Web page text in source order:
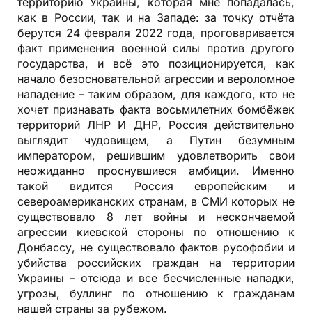
как в России, так и на Западе: за точку отчёта
берутся 24 февраля 2022 года, проговаривается
факт применения военной силы против другого
государства, и всё это позиционируется, как
начало безосновательной агрессии и вероломное
нападение – таким образом, для каждого, кто не
хочет признавать факта восьмилетних бомбёжек
территорий ЛНР И ДНР, Россия действительно
выглядит чудовищем, а Путин безумным
императором, решившим удовлетворить свои
неожиданно проснувшиеся амбиции. Именно
такой видится Россия европейским и
североамериканских странам, в СМИ которых не
существовало 8 лет войны и нескончаемой
агрессии киевской стороны по отношению к
Донбассу, не существовало фактов русофобии и
убийства российских граждан на территории
Украины – отсюда и все бесчисленные нападки,
угрозы, буллинг по отношению к гражданам
нашей страны за рубежом.